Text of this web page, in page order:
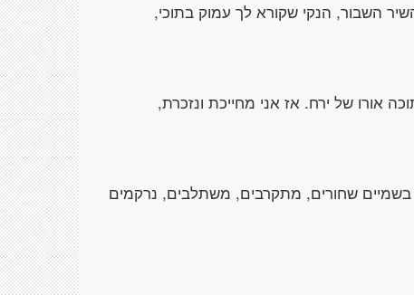
השבור, הנקי שקורא לך עמוק בתוכי,
אורו של ירח. אז אני מחייכת ונזכרת,
בשמיים שחורים, מתקרבים, משתלבים, נרקמים